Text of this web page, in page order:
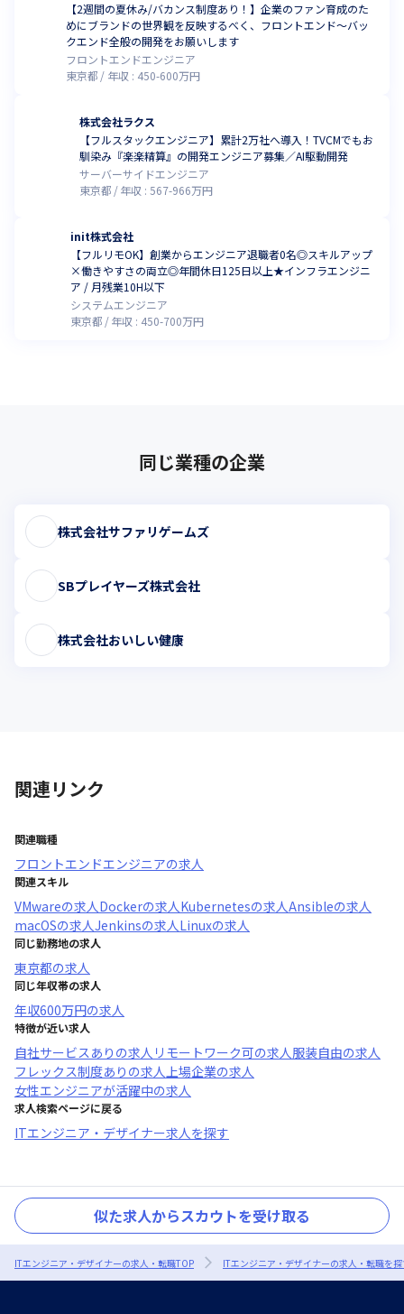
【2週間の夏休み/バカンス制度あり！】企業のファン育成のた
めにブランドの世界観を反映するべく、フロントエンド〜バッ
クエンド全般の開発をお願いします
フロントエンドエンジニア
東京都
年収 : 450-600万円
株式会社ラクス
【フルスタックエンジニア】累計2万社へ導入！TVCMでもお
馴染み『楽楽精算』の開発エンジニア募集／AI駆動開発
サーバーサイドエンジニア
東京都
年収 :567-966万円
init株式会社
【フルリモOK】創業からエンジニア退職者0名◎スキルアップ
×働きやすさの両立◎年間休日125日以上★インフラエンジニ
ア / 月残業10H以下
システムエンジニア
東京都
年収 : 450-700万円
同じ業種の企業
株式会社サファリゲームズ
SBプレイヤーズ株式会社
株式会社おいしい健康
関連リンク
関連職種
フロントエンドエンジニアの求人
関連スキル
VMwareの求人Dockerの求人Kubernetesの求人Ansibleの求人
macOSの求人Jenkinsの求人Linuxの求人
同じ勤務地の求人
東京都の求人
同じ年収帯の求人
年収600万円の求人
特徴が近い求人
自社サービスあり の求人 リモートワーク可の求人服装自由の求人
フレックス制度あり の求人上場企業の求人
女性エンジニアが活躍中の求人
求人検索ページに戻る
ITエンジニア・デザイナー求人を探す
似た求人からスカウトを受け取る
ITエンジニア・デザイナーの求人・転職TOP ITエンジニア・デザイナーの求人・転職を